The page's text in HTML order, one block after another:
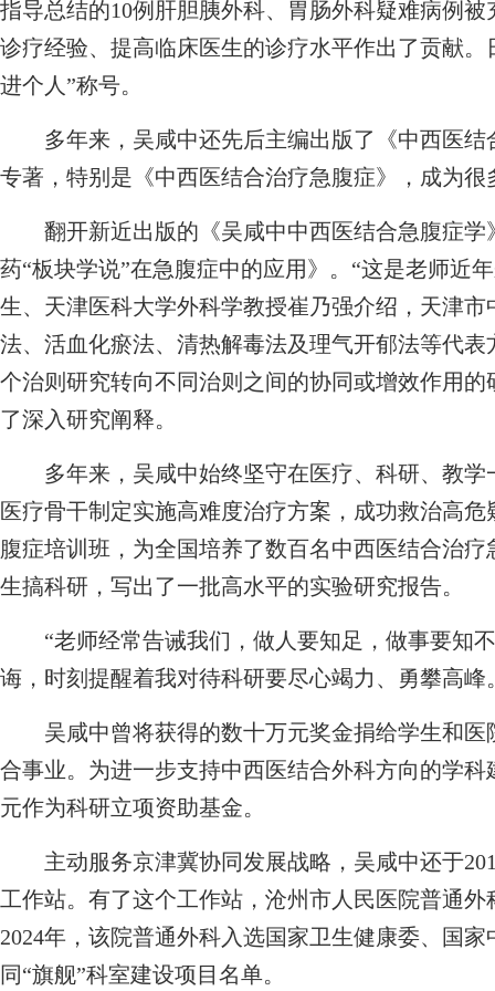
指导总结的10例肝胆胰外科、胃肠外科疑难病例
诊疗经验、提高临床医生的诊疗水平作出了贡献
进个人”称号。
多年来，吴咸中还先后主编出版了《中西医结
专著，特别是《中西医结合治疗急腹症》，成为很
翻开新近出版的《吴咸中中西医结合急腹症学
药“板块学说”在急腹症中的应用》。“这是老师近
生、天津医科大学外科学教授崔乃强介绍，天津
法、活血化瘀法、清热解毒法及理气开郁法等代
个治则研究转向不同治则之间的协同或增效作用
了深入研究阐释。
多年来，吴咸中始终坚守在医疗、科研、教学
医疗骨干制定实施高难度治疗方案，成功救治高
腹症培训班，为全国培养了数百名中西医结合治
生搞科研，写出了一批高水平的实验研究报告。
“老师经常告诫我们，做人要知足，做事要知
诲，时刻提醒着我对待科研要尽心竭力、勇攀高峰
吴咸中曾将获得的数十万元奖金捐给学生和医
合事业。为进一步支持中西医结合外科方向的学
元作为科研立项资助基金。
主动服务京津冀协同发展战略，吴咸中还于
工作站。有了这个工作站，沧州市人民医院普通
2024年，该院普通外科入选国家卫生健康委、国
同“旗舰”科室建设项目名单。